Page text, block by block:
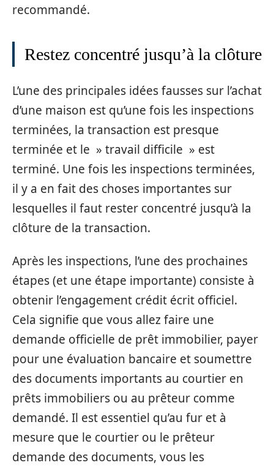
recommandé.
Restez concentré jusqu’à la clôture
L’une des principales idées fausses sur l’achat
d’une maison est qu’une fois les inspections
terminées, la transaction est presque
terminée et le » travail difficile » est
terminé. Une fois les inspections terminées,
il y a en fait des choses importantes sur
lesquelles il faut rester concentré jusqu’à la
clôture de la transaction.
Après les inspections, l’une des prochaines
étapes (et une étape importante) consiste à
obtenir l’engagement crédit écrit officiel.
Cela signifie que vous allez faire une
demande officielle de prêt immobilier, payer
pour une évaluation bancaire et soumettre
des documents importants au courtier en
prêts immobiliers ou au prêteur comme
demandé. Il est essentiel qu’au fur et à
mesure que le courtier ou le prêteur
demande des documents, vous les